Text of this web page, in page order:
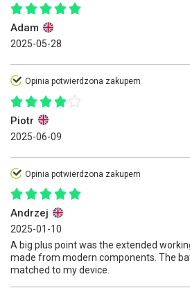
Adam
2025-05-28
Opinia potwierdzona zakupem
Piotr
2025-06-09
Opinia potwierdzona zakupem
Andrzej
2025-01-10
A big plus point was the extended
made from modern components. The
matched to my device.